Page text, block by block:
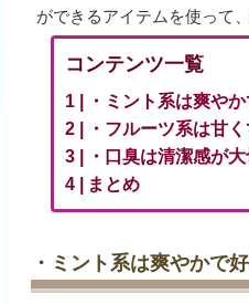
ができるアイテムを使って
コンテンツ一覧
・ミント系は爽や
・フルーツ系は甘
・口臭は清潔感が大
まとめ
・ミント系は爽やかで